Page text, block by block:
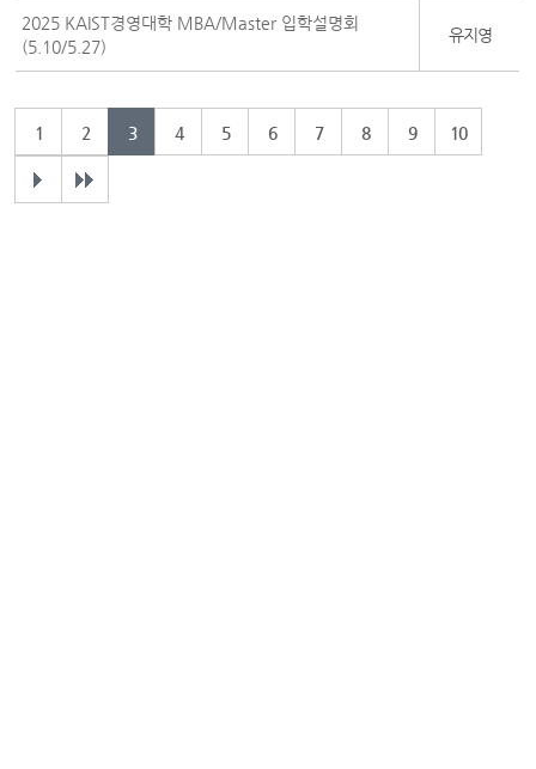
2025 KAIST경영대학 MBA/Master 입학설명회
(5.10/5.27)
유지영
1 2 3 4 5 6 7 8 9 10